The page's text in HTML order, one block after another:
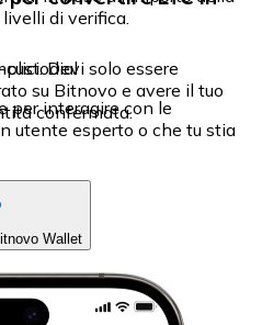
di verifica.
Devi solo essere
su Bitnovo e avere il tuo
confermata.
custodial
per interagire con le
utente esperto o che tu stia
Wallet